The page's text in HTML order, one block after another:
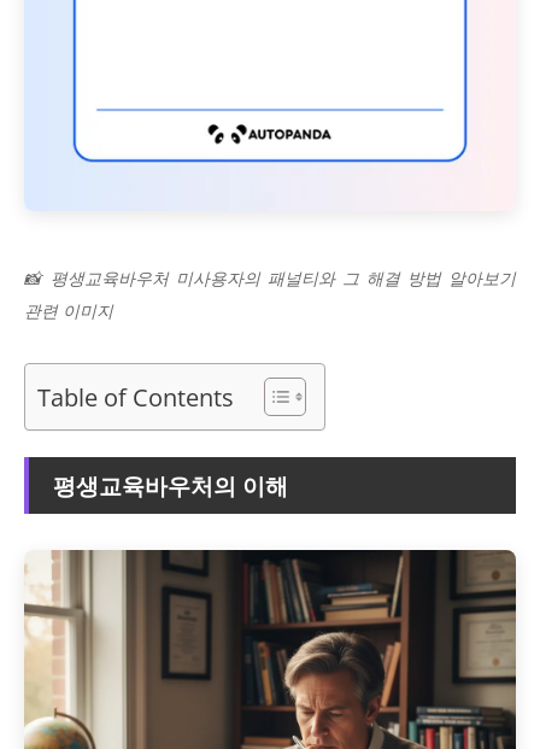
📸 평생교육바우처 미사용자의 패널티와 그 해결 방법 알아보기
관련 이미지
Table of Contents
평생교육바우처의 이해